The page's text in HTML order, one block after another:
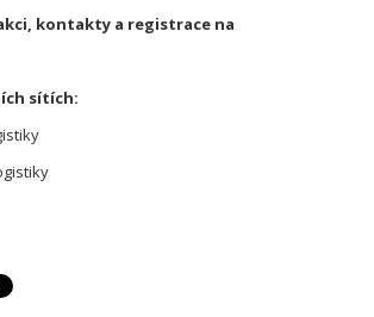
kontakty a registrace na
sítích: